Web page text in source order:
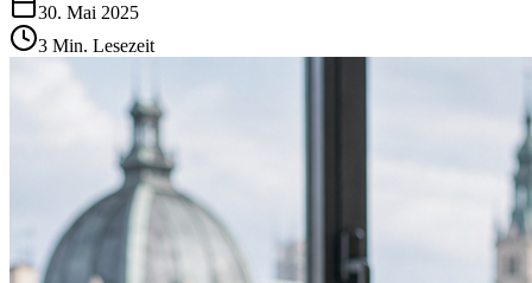
30. Mai 2025
3 Min. Lesezeit